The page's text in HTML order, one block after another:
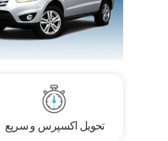
تحویل اکسپرس و سریع